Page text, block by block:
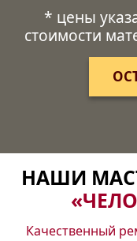
* цены
стоимости
НАШИ
Качественный